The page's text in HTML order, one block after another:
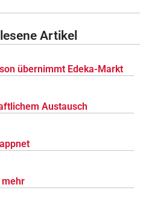
Artikel
übernimmt Edeka-Markt
Austausch
mehr